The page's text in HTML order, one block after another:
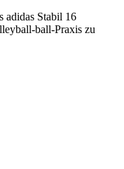
adidas Stabil 16
ball-Praxis zu